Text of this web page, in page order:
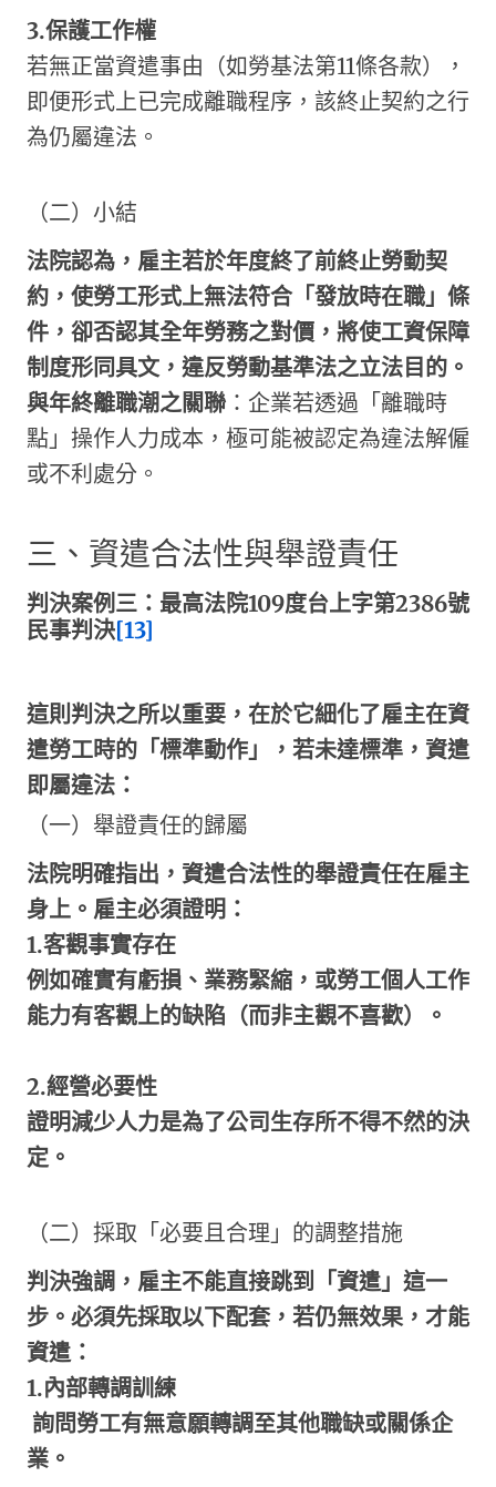
3.保護工作權
若無正當資遣事由（如勞基法第11條各款），
即便形式上已完成離職程序，該終止契約之行
為仍屬違法。
（二）小結
法院認為，雇主若於年度終了前終止勞動契
約，使勞工形式上無法符合「發放時在職」條
件，卻否認其全年勞務之對價，將使工資保障
制度形同具文，違反勞動基準法之立法目的。
與年終離職潮之關聯 ：企業若透過「離職時
點」操作人力成本，極可能被認定為違法解僱
或不利處分。
三、資遣合法性與舉證責任
判決案例三：最高法院109度台上字第2386號
民事判決[13]
這則判決之所以重要，在於它細化了雇主在資
遣勞工時的「標準動作」，若未達標準，資遣
即屬違法：
（一）舉證責任的歸屬
法院明確指出，資遣合法性的舉證責任在雇主
身上。雇主必須證明：
1.客觀事實存在
例如確實有虧損、業務緊縮，或勞工個人工作
能力有客觀上的缺陷（而非主觀不喜歡）。
2.經營必要性
證明減少人力是為了公司生存所不得不然的決
定。
（二）採取「必要且合理」的調整措施
判決強調，雇主不能直接跳到「資遣」這一
步。必須先採取以下配套，若仍無效果，才能
資遣：
1.內部轉調訓練
詢問勞工有無意願轉調至其他職缺或關係企
業。